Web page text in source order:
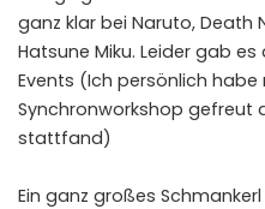
ganz klar bei Naruto, Death
Hatsune Miku. Leider gab
Events (Ich persönlich
Synchronworkshop gefreut
stattfand)
Ein ganz großes